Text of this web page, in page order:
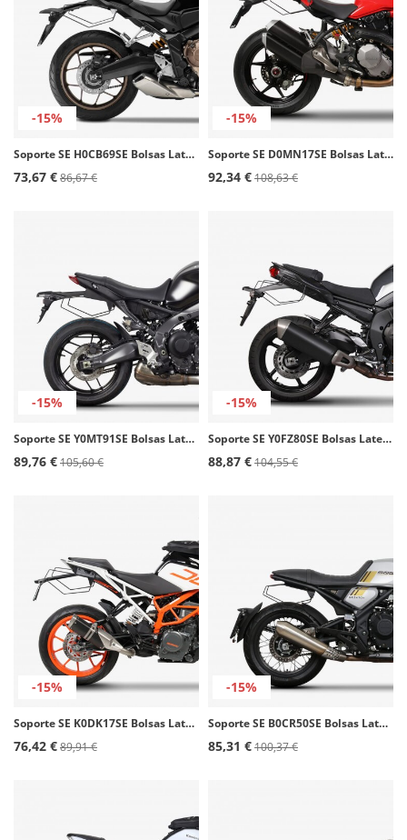
-15%
Soporte SE H0CB69SE Bolsas Laterales SHAD Honda CB/R 650R (19-20)
73,67 €86,67 €
-15%
Soporte SE D0MN17SE Bolsas Laterales SHAD Ducati Monster 797/1200 (16-24), Monster 821 (17-24), Super Sport 937 (16-19)
92,34 €108,63 €
-15%
Soporte SE Y0MT91SE Bolsas Laterales SHAD Yamaha MT09 / SP (21-23)
89,76 €105,60 €
-15%
Soporte SE Y0FZ80SE Bolsas Laterales SHAD Yamaha Fazer FZ8 (10-16)
88,87 €104,55 €
-15%
Soporte SE K0DK17SE Bolsas Laterales SHAD KTM Duke 125/200/250/390 (17-23)
76,42 €89,91 €
-15%
Soporte SE B0CR50SE Bolsas Laterales SHAD Brixton Crossfire 500 (20-25)
85,31 €100,37 €